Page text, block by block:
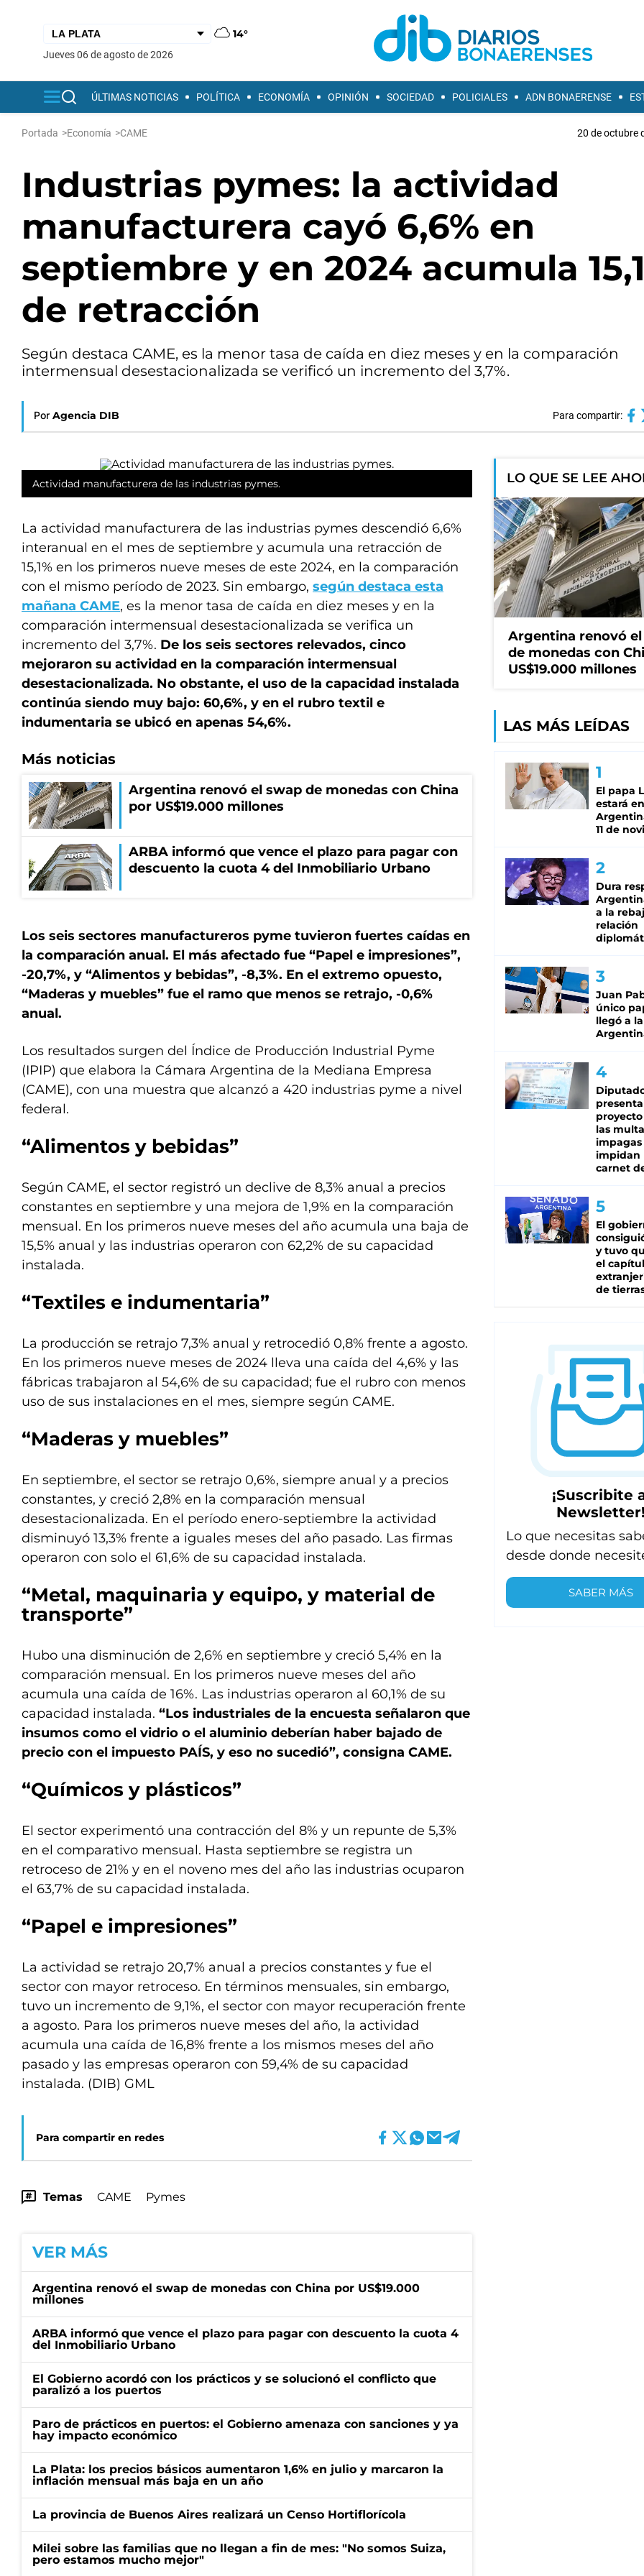
14°
jueves 06 de agosto de 2026
ÚLTIMAS NOTICIAS POLÍTICA ECONOMÍA OPINIÓN SOCIEDAD POLICIALES ADN BONAERENSE
Portada >Economía >CAME 20 de octubre
Industrias pymes: la actividad
manufacturera cayó 6,6% en
septiembre y en 2024 acumula
de retracción
Según destaca CAME, es la menor tasa de caída en diez meses y en la comparación
intermensual desestacionalizada se verificó un incremento del 3,7%.
Por Agencia DIB Para compartir:
Actividad manufacturera de las industrias pymes.
La actividad manufacturera de las industrias pymes descendió 6,6%
interanual en el mes de septiembre y acumula una retracción de
15,1% en los primeros nueve meses de este 2024, en la comparación
con el mismo período de 2023. Sin embargo, según destaca esta
mañana CAME, es la menor tasa de caída en diez meses y en la
comparación intermensual desestacionalizada se verifica un
incremento del 3,7%. De los seis sectores relevados, cinco
mejoraron su actividad en la comparación intermensual
desestacionalizada. No obstante, el uso de la capacidad instalada
continúa siendo muy bajo: 60,6%, y en el rubro textil e
indumentaria se ubicó en apenas 54,6%.
Más noticias
Argentina renovó el swap de monedas con China
por US$19.000 millones
ARBA informó que vence el plazo para pagar con
descuento la cuota 4 del Inmobiliario Urbano
Los seis sectores manufactureros pyme tuvieron fuertes caídas en
la comparación anual. El más afectado fue “Papel e impresiones”,
-20,7%, y “Alimentos y bebidas”, -8,3%. En el extremo opuesto,
“Maderas y muebles” fue el ramo que menos se retrajo, -0,6%
anual.
Los resultados surgen del Índice de Producción Industrial Pyme
(IPIP) que elabora la Cámara Argentina de la Mediana Empresa
(CAME), con una muestra que alcanzó a 420 industrias pyme a nivel
federal.
“Alimentos y bebidas”
Según CAME, el sector registró un declive de 8,3% anual a precios
constantes en septiembre y una mejora de 1,9% en la comparación
mensual. En los primeros nueve meses del año acumula una baja de
15,5% anual y las industrias operaron con 62,2% de su capacidad
instalada.
“Textiles e indumentaria”
La producción se retrajo 7,3% anual y retrocedió 0,8% frente a agosto.
En los primeros nueve meses de 2024 lleva una caída del 4,6% y las
fábricas trabajaron al 54,6% de su capacidad; fue el rubro con menos
uso de sus instalaciones en el mes, siempre según CAME.
“Maderas y muebles”
En septiembre, el sector se retrajo 0,6%, siempre anual y a precios
constantes, y creció 2,8% en la comparación mensual
desestacionalizada. En el período enero-septiembre la actividad
disminuyó 13,3% frente a iguales meses del año pasado. Las firmas
operaron con solo el 61,6% de su capacidad instalada.
“Metal, maquinaria y equipo, y material de
transporte”
Hubo una disminución de 2,6% en septiembre y creció 5,4% en la
comparación mensual. En los primeros nueve meses del año
acumula una caída de 16%. Las industrias operaron al 60,1% de su
capacidad instalada. “Los industriales de la encuesta señalaron que
insumos como el vidrio o el aluminio deberían haber bajado de
precio con el impuesto PAÍS, y eso no sucedió”, consigna CAME.
“Químicos y plásticos”
El sector experimentó una contracción del 8% y un repunte de 5,3%
en el comparativo mensual. Hasta septiembre se registra un
retroceso de 21% y en el noveno mes del año las industrias ocuparon
el 63,7% de su capacidad instalada.
“Papel e impresiones”
La actividad se retrajo 20,7% anual a precios constantes y fue el
sector con mayor retroceso. En términos mensuales, sin embargo,
tuvo un incremento de 9,1%, el sector con mayor recuperación frente
a agosto. Para los primeros nueve meses del año, la actividad
acumula una caída de 16,8% frente a los mismos meses del año
pasado y las empresas operaron con 59,4% de su capacidad
instalada. (DIB) GML
Para compartir en redes
Temas CAME Pymes
VER MÁS
Argentina renovó el swap de monedas con China por US$19.000
millones
ARBA informó que vence el plazo para pagar con descuento la cuota 4
del Inmobiliario Urbano
El Gobierno acordó con los prácticos y se solucionó el conflicto que
paralizó a los puertos
Paro de prácticos en puertos: el Gobierno amenaza con sanciones y ya
hay impacto económico
La Plata: los precios básicos aumentaron 1,6% en julio y marcaron la
inflación mensual más baja en un año
La provincia de Buenos Aires realizará un Censo Hortiflorícola
Milei sobre las familias que no llegan a fin de mes: "No somos Suiza,
pero estamos mucho mejor"
LO QUE SE LEE
Argentina renovó
de monedas con
US$19.000 millones
LAS MÁS LEÍDAS
El papa
estará
11 de
Dura
a la
relación
Juan
único
llegó a la
las
impagas
impidan
carnet
El
y tuvo
el
de
¡Suscribite
Newsletter!
Lo que necesitas
desde donde
SABER MÁS